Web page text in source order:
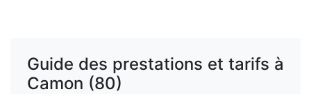
Guide des prestations et tarifs à
Camon (80)